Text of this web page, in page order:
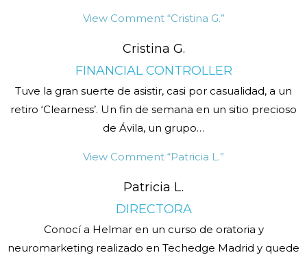
View Comment“Cristina G.”
Cristina G.
FINANCIAL CONTROLLER
Tuve la gran suerte de asistir, casi por casualidad, a un
retiro ‘Clearness’. Un fin de semana en un sitio precioso
de Ávila, un grupo…
View Comment “Patricia L.”
Patricia L.
DIRECTORA
Conocí a Helmar en un curso de oratoria y
neuromarketing realizado en Techedge Madrid y quede